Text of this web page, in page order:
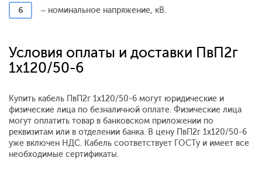
6 – номинальное напряжение, кВ.
Условия оплаты и доставки ПвП2г
1x120/50-6
Купить кабель ПвП2г 1x120/50-6 могут юридические и
физические лица по безналичной оплате. Физические лица
могут оплатить товар в банковском приложении по
реквизитам или в отделении банка. В цену ПвП2г 1x120/50-6
уже включен НДС. Кабель соответствует ГОСТу и имеет все
необходимые сертификаты.